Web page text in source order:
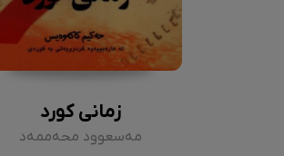
زمانی کورد
مەسعوود محەممەد